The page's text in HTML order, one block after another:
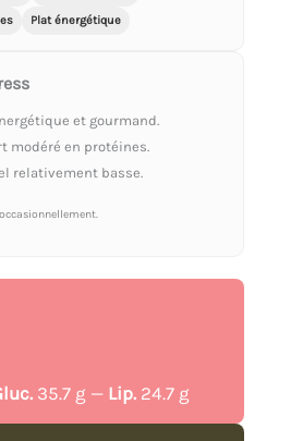
Plat énergétique
et gourmand.
modéré en protéines.
relativement basse.
35.7 g — Lip. 24.7 g